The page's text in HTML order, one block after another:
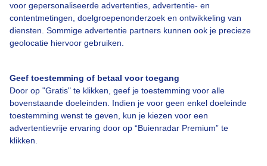
voor gepersonaliseerde advertenties, advertentie- en
contentmetingen, doelgroepenonderzoek en ontwikkeling van
diensten. Sommige advertentie partners kunnen ook je precieze
geolocatie hiervoor gebruiken.
Geef toestemming of betaal voor toegang
Door op "Gratis" te klikken, geef je toestemming voor alle
bovenstaande doeleinden. Indien je voor geen enkel doeleinde
toestemming wenst te geven, kun je kiezen voor een
advertentievrije ervaring door op “Buienradar Premium” te
klikken.
Op de Schaatsradar staan ook alle door de KNSB goedgekeurde
toertochten. Op Schaatsradar vind je circa 220 KNSB toertochten
die uitgezet kunnen worden als het vriest.
Voor schaatsen op natuurijs gelden andere regels dan voor
schaatsen op kunstijs. Er liggen namelijk andere gevaren op de loer.
Je kunt bijvoorbeeld door het ijs zakken. De KNSB heeft gouden
veiligheidsregels vastgesteld. Lees ze
hier
Wanneer kunnen we weer schaatsen?